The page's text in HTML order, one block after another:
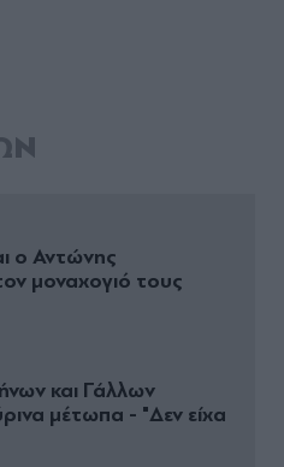
ο Αντώνης
μοναχογιό τους
και Γάλλων
μέτωπα - "Δεν είχα